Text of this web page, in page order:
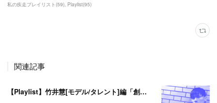
私の疾走プレイリスト(59) Playlist(95)
関連記事
【Playlist】竹井慧[モデル/タレント]編「創る」＃私の疾走プレイリスト＃44